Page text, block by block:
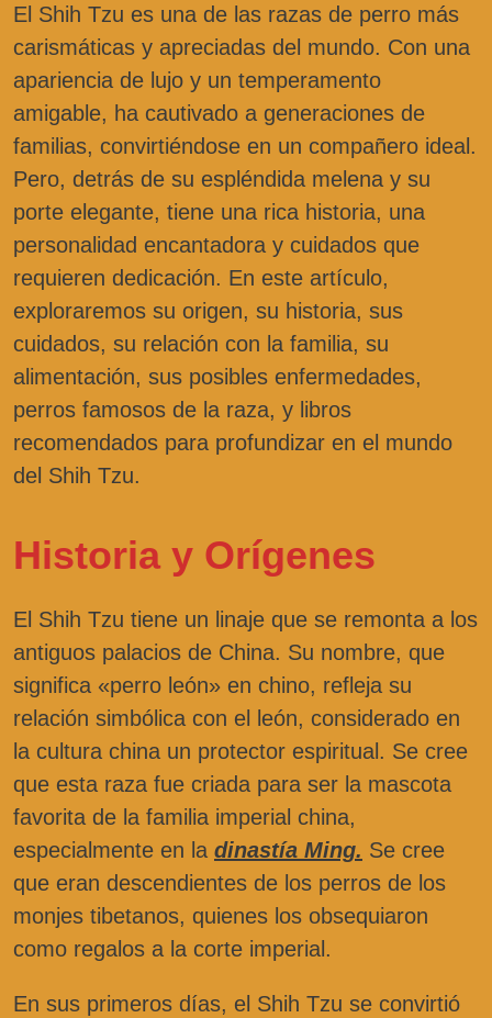
El Shih Tzu es una de las razas de perro más
carismáticas y apreciadas del mundo. Con una
apariencia de lujo y un temperamento
amigable, ha cautivado a generaciones de
familias, convirtiéndose en un compañero ideal.
Pero, detrás de su espléndida melena y su
porte elegante, tiene una rica historia, una
personalidad encantadora y cuidados que
requieren dedicación. En este artículo,
exploraremos su origen, su historia, sus
cuidados, su relación con la familia, su
alimentación, sus posibles enfermedades,
perros famosos de la raza, y libros
recomendados para profundizar en el mundo
del Shih Tzu.
Historia y Orígenes
El Shih Tzu tiene un linaje que se remonta a los
antiguos palacios de China. Su nombre, que
significa «perro león» en chino, refleja su
relación simbólica con el león, considerado en
la cultura china un protector espiritual. Se cree
que esta raza fue criada para ser la mascota
favorita de la familia imperial china,
especialmente en la dinastía Ming. Se cree
que eran descendientes de los perros de los
monjes tibetanos, quienes los obsequiaron
como regalos a la corte imperial.
En sus primeros días, el Shih Tzu se convirtió